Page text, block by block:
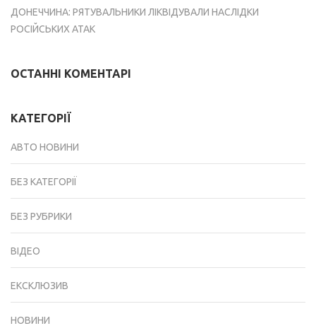
ДОНЕЧЧИНА: РЯТУВАЛЬНИКИ ЛІКВІДУВАЛИ НАСЛІДКИ
РОСІЙСЬКИХ АТАК
ОСТАННІ КОМЕНТАРІ
КАТЕГОРІЇ
АВТО НОВИНИ
БЕЗ КАТЕГОРІЇ
БЕЗ РУБРИКИ
ВІДЕО
ЕКСКЛЮЗИВ
НОВИНИ